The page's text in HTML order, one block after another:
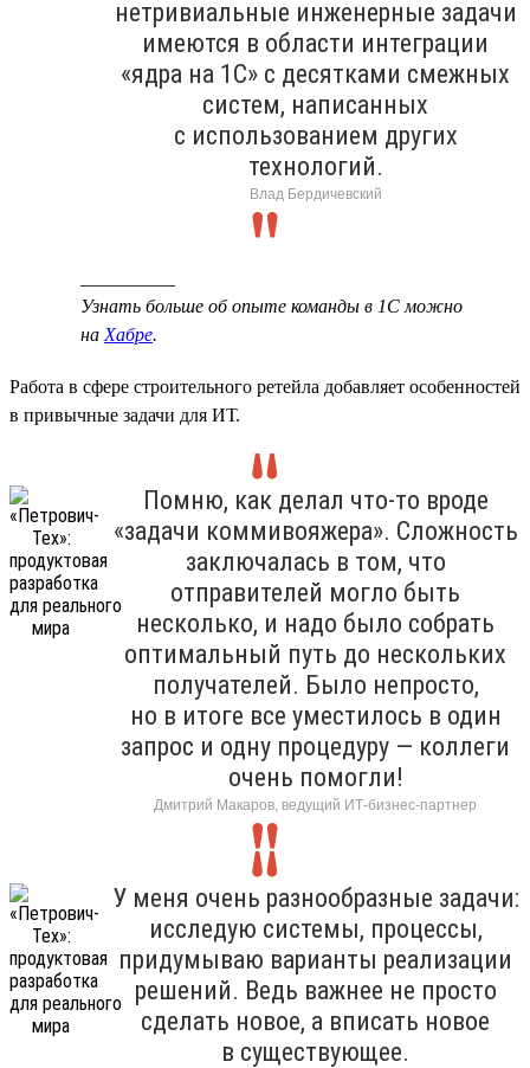
нетривиальные инженерные задачи
имеются в области интеграции
«ядра на 1С» с десятками смежных
систем, написанных
с использованием других
технологий.
Влад Бердичевский
Узнать больше об опыте команды в 1С можно
на Хабре.
Работа в сфере строительного ретейла добавляет особенностей
в привычные задачи для ИТ.
Помню, как делал что-то вроде
«задачи коммивояжера». Сложность
заключалась в том, что
отправителей могло быть
несколько, и надо было собрать
оптимальный путь до нескольких
получателей. Было непросто,
но в итоге все уместилось в один
запрос и одну процедуру — коллеги
очень помогли!
Дмитрий Макаров, ведущий ИТ-бизнес-партнер
У меня очень разнообразные задачи:
исследую системы, процессы,
придумываю варианты реализации
решений. Ведь важнее не просто
сделать новое, а вписать новое
в существующее.